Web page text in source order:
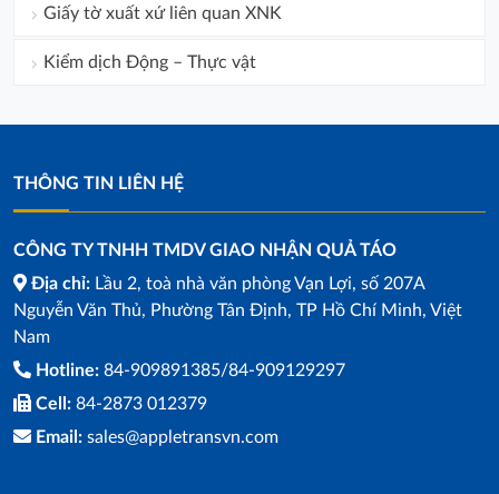
Giấy tờ xuất xứ liên quan XNK
Kiểm dịch Động – Thực vật
THÔNG TIN LIÊN HỆ
CÔNG TY TNHH TMDV GIAO NHẬN QUẢ TÁO
Địa chỉ: Lầu 2, toà nhà văn phòng Vạn Lợi, số 207A
Nguyễn Văn Thủ, Phường Tân Định, TP Hồ Chí Minh, Việt
Nam
Hotline: 84-909891385/84-909129297
Cell: 84-2873 012379
Email: sales@appletransvn.com